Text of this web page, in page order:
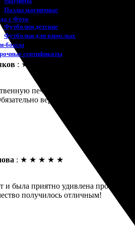
Пазлы магнитные
с Фото
Футболки детские
Футболки для взрослых
боксы
сертификаты
забрать в удобное для себя время.
: ★
печать? Обратитесь сюда.
вернусь снова!
: ★ ★ ★ ★ ★
и была приятно удивлена простотой
получилось отличным!